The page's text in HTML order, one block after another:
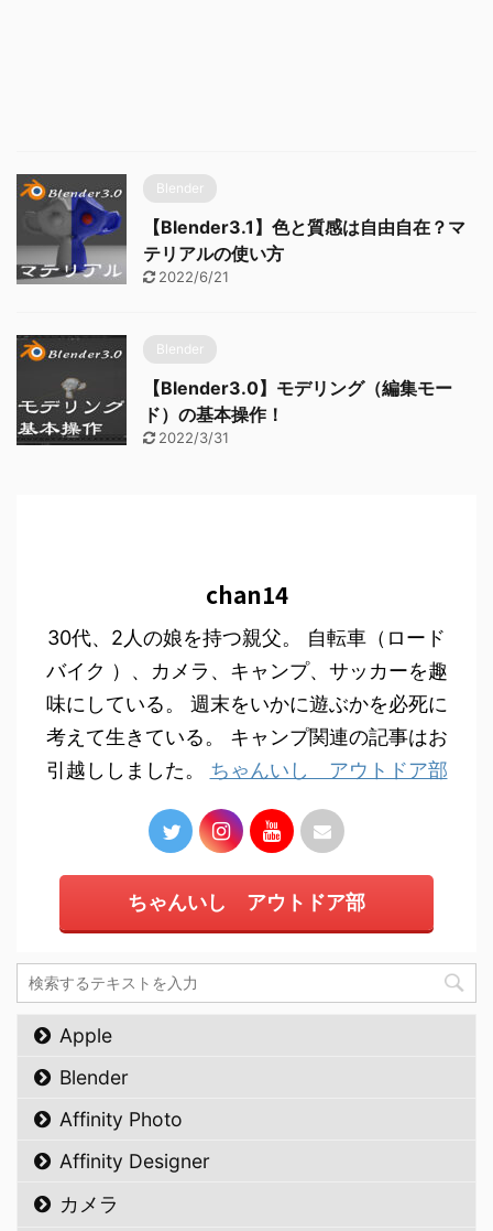
Blender
【Blender3.1】色と質感は自由自在？マ
テリアルの使い方
2022/6/21
Blender
【Blender3.0】モデリング（編集モー
ド）の基本操作！
2022/3/31
chan14
30代、2人の娘を持つ親父。 自転車（ロード
バイク ）、カメラ、キャンプ、サッカーを趣
味にしている。 週末をいかに遊ぶかを必死に
考えて生きている。 キャンプ関連の記事はお
引越ししました。 ちゃんいし アウトドア部
ちゃんいし アウトドア部
Apple
Blender
Affinity Photo
Affinity Designer
カメラ